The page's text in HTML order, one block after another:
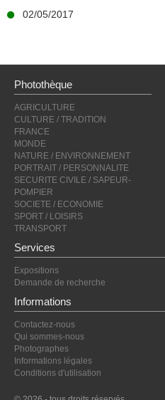
02/05/2017
Photothèque
AGRICULTURE
CULTURE / TRADITION
FRANCE
MONDE
NATURE / ENVIRONNEMENT
PORTRAIT / PERSONNALITE
SECURITE CIVILE / SAPEUR-
POMPIER
SOCIETE / ECONOMIE
SPORT / LOISIRS
TRANSPORT
Services
Expositions
Demande de recherche
Informations
Contactez-nous
Qui sommes-nous
Photographes
Informations légales
Conditions d'utilisation